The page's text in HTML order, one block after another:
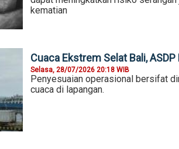
kematian
Cuaca Ekstrem Selat Bali,
Selasa, 28/07/2026 20:18 WIB
Penyesuaian operasional bersifat
cuaca di lapangan.